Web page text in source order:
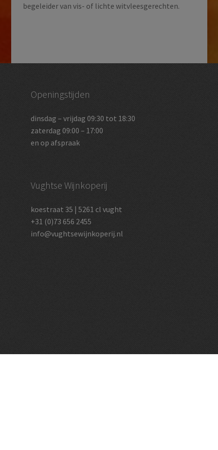
begeleider van vis- of lichte witvleesgerechten.
Openingstijden
dinsdag – vrijdag 09:30 tot 18:30
zaterdag 09:00 – 17:00
en op afspraak
Vughtse Wijnkoperij
koestraat 35 | 5261 cl vught
+31 (0)73 656 2455
info@vughtsewijnkoperij.nl